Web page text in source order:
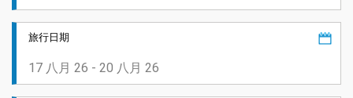
旅行日期